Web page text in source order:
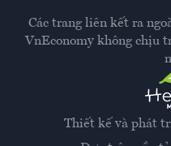
Thiết kế và phát
Các trang liên kết ra
VnEconomy không chịu